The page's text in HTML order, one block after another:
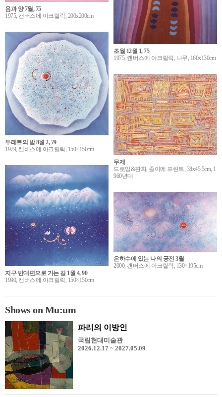
음과 양 7월, 75
1975, 캔버스에 아크릴릭, 200x200cm
초월 12월 1, 75
1975, 캔버스에 아크릴릭, 나무, 160x130cm
투레트의 밤 8월 2, 79
1979, 캔버스에 아크릴릭, 150×150cm
무제
드로잉&판화, 종이에 프린트, 38x45.5cm, 1
960년대
지구 반대편으로 가는 길 1월 4, 90
1990, 캔버스에 아크릴릭, 150×150cm
은하수에 있는 나의 궁전 3월
2000, 캔버스에 아크릴릭, 130×195cm
Shows on Mu:um
파리의 이방인
국립현대미술관
2026.12.17 ~ 2027.05.09